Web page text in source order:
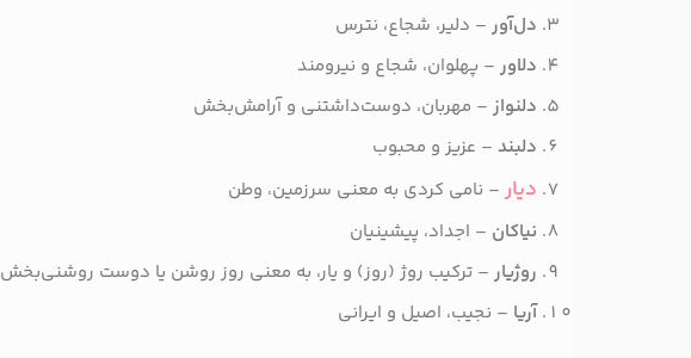
دل‌آور – دلیر، شجاع، نترس
دلاور – پهلوان، شجاع و نیرومند
دلنواز – مهربان، دوست‌داشتنی و آرامش‌بخش
دلبند – عزیز و محبوب
دیار – نامی کردی به معنی سرزمین، وطن
نیاکان – اجداد، پیشینیان
روژیار – ترکیب روژ (روز) و یار، به معنی روز روشن یا دوست روشنی‌بخش
آریا – نجیب، اصیل و ایرانی